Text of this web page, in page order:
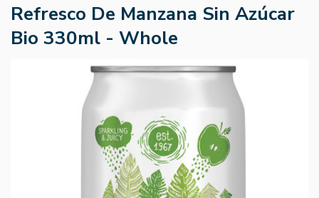
Refresco De Manzana Sin Azúcar
Bio 330ml - Whole